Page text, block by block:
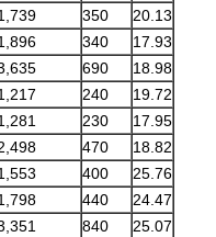
350
20.13
340
17.93
690 18.98
240
19.72
230
17.95
470 18.82
400
25.76
440
24.47
840 25.07